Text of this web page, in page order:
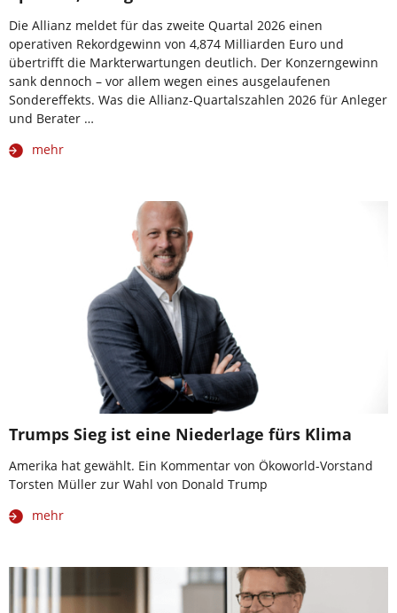
Die Allianz meldet für das zweite Quartal 2026 einen
operativen Rekordgewinn von 4,874 Milliarden Euro und
übertrifft die Markterwartungen deutlich. Der Konzerngewinn
sank dennoch – vor allem wegen eines ausgelaufenen
Sondereffekts. Was die Allianz-Quartalszahlen 2026 für Anleger
und Berater …
mehr
Trumps Sieg ist eine Niederlage fürs Klima
Amerika hat gewählt. Ein Kommentar von Ökoworld-Vorstand
Torsten Müller zur Wahl von Donald Trump
mehr